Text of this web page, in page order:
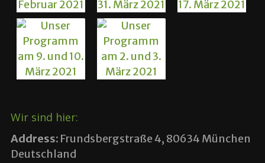
Wir sind hier:
Address:Frundsbergstraße 4, 80634 München
Deutschland